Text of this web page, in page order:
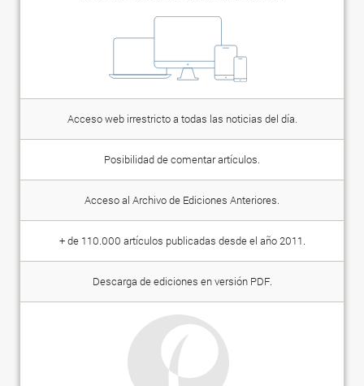
Acceso web irrestricto a todas las noticias del día.
Posibilidad de comentar artículos.
Acceso al Archivo de Ediciones Anteriores.
+ de 110.000 artículos publicadas desde el año 2011.
Descarga de ediciones en versión PDF.